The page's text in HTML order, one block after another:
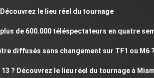
le lieu réel du tournage
600.000 téléspectateurs en quatre
sans changement sur TF1 ou M6 ?
Découvrez le lieu réel du tournage à Miami